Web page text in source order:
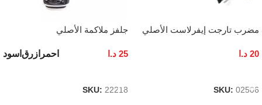
مضرب تارجت إيفرلاست الأصلي
20 د.ا
SKU: 02506
جلفز ملاكمة الأصلي
25 د.ا احمر ازرق اسود
SKU: 22218